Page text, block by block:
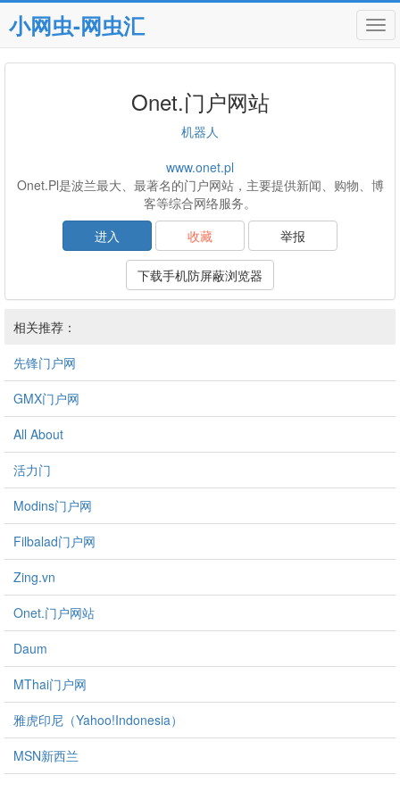
小网虫-网虫汇
Onet.门户网站
机器人
www.onet.pl
Onet.Pl是波兰最大、最著名的门户网站，主要提供新闻、购物、博
客等综合网络服务。
进入
收藏 举报
下载手机防屏蔽浏览器
相关推荐：
先锋门户网
GMX门户网
All About
活力门
Modins门户网
Filbalad门户网
Zing.vn
Onet.门户网站
Daum
MThai门户网
雅虎印尼（Yahoo!Indonesia）
MSN新西兰